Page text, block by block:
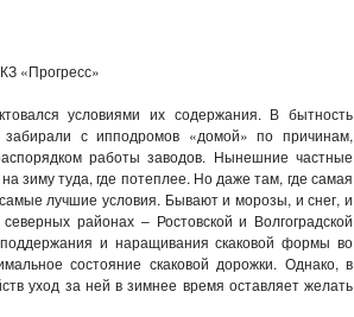
«Прогресс»
условиями их содержания. В бытность
с ипподромов «домой» по причинам,
работы заводов. Нынешние частные
зиму туда, где потеплее. Но даже там, где самая
лучшие условия. Бывают и морозы, и снег, и
районах – Ростовской и Волгоградской
и наращивания скаковой формы во
состояние скаковой дорожки. Однако, в
уход за ней в зимнее время оставляет желать